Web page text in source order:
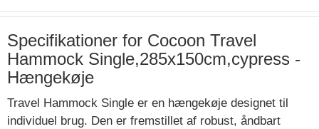
Specifikationer for Cocoon Travel
Hammock Single,285x150cm,cypress -
Hængekøje
Travel Hammock Single er en hængekøje designet til
individuel brug. Den er fremstillet af robust, åndbart